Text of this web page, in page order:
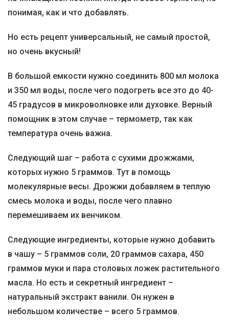
понимая, как и что добавлять.
Но есть рецепт универсальный, не самый простой,
но очень вкусный!
В большой емкости нужно соединить 800 мл молока
и 350 мл воды, после чего подогреть все это до 40-
45 градусов в микроволновке или духовке. Верный
помощник в этом случае – термометр, так как
температура очень важна.
Следующий шаг – работа с сухими дрожжами,
которых нужно 5 граммов. Тут в помощь
молекулярные весы. Дрожжи добавляем в теплую
смесь молока и воды, после чего плавно
перемешиваем их венчиком.
Следующие ингредиенты, которые нужно добавить
в чашу – 5 граммов соли, 20 граммов сахара, 450
граммов муки и пара столовых ложек растительного
масла. Но есть и секретный ингредиент –
натуральный экстракт ванили. Он нужен в
небольшом количестве – всего 5 граммов.